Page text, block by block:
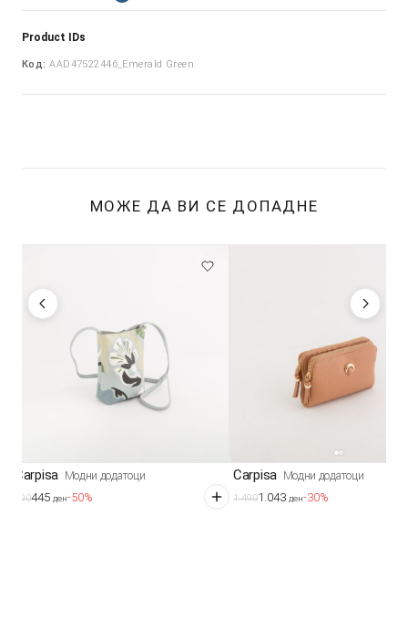
Product IDs
Код: AAD47522446_Emerald Green
МОЖЕ ДА ВИ СЕ ДОПАДНЕ
Carpisa Модни додатоци
890445 ден-50%
Carpisa Модни додатоци
1.4901.043 ден-30%